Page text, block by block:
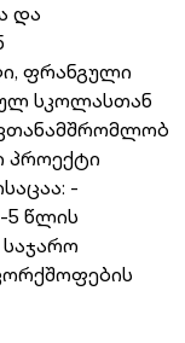
და
ფრანგული
სკოლასთან
პროექტი
-
5 წლის